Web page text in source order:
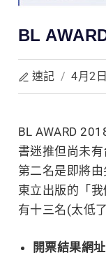
BL
速記 / 4月2
BL AWARD
書迷推但尚未
第二名是即將
東立出版的「
有十三名(太低
開票結果網